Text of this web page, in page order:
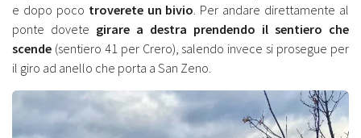
e dopo poco troverete un bivio. Per andare direttamente al
ponte dovete girare a destra prendendo il sentiero che
scende (sentiero 41 per Crero), salendo invece si prosegue per
il giro ad anello che porta a San Zeno.